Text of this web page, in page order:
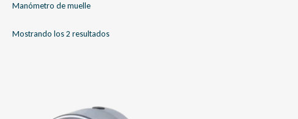
Manómetro de muelle
Mostrando los 2 resultados